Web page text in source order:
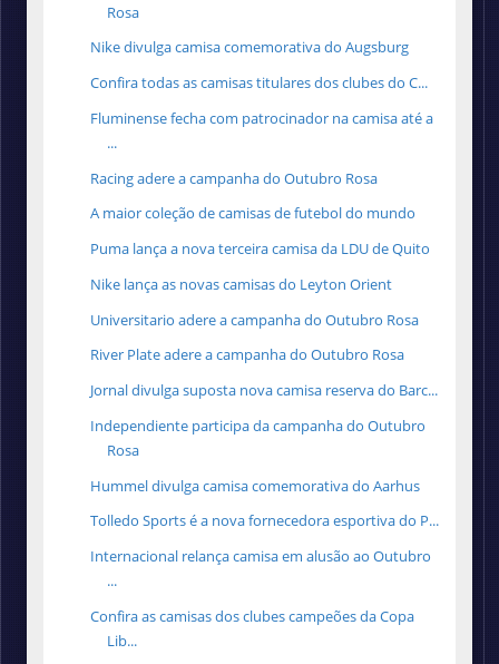
Rosa
Nike divulga camisa comemorativa do Augsburg
Confira todas as camisas titulares dos clubes do C...
Fluminense fecha com patrocinador na camisa até a
...
Racing adere a campanha do Outubro Rosa
A maior coleção de camisas de futebol do mundo
Puma lança a nova terceira camisa da LDU de Quito
Nike lança as novas camisas do Leyton Orient
Universitario adere a campanha do Outubro Rosa
River Plate adere a campanha do Outubro Rosa
Jornal divulga suposta nova camisa reserva do Barc...
Independiente participa da campanha do Outubro
Rosa
Hummel divulga camisa comemorativa do Aarhus
Tolledo Sports é a nova fornecedora esportiva do P...
Internacional relança camisa em alusão ao Outubro
...
Confira as camisas dos clubes campeões da Copa
Lib...